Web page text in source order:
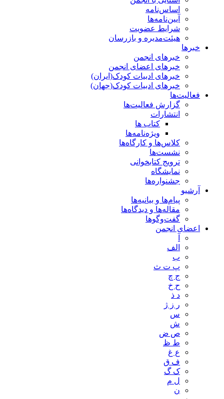
اساس‌نامه
آیین‌نامه‌ها
شرایط عضویت
هیئت‌مدیره و بازرسان
خبرها
خبرهای انجمن
خبرهای اعضای انجمن
خبرهای ادبیات کودک(ایران)
خبرهای ادبیات کودک(جهان)
فعالیت‌ها
گزارش فعالیت‌ها
انتشارات
کتاب ها
ویژه‌نامه‌ها
کلاس‌ها و کارگاه‌ها
نشست‌ها
ترویج کتابخوانی
نمایشگاه
جشنواره‌ها
آرشیو
پیام‌ها و بیانیه‌ها
مقاله‌ها و دیدگاه‌ها
گفت‌وگوها
اعضای انجمن
الف
ب
پ ت ث
ج چ
ح خ
د ذ
ر ز ژ
س
ش
ص ض
ط ظ
ع غ
ف ق
ک گ
ل م
ن